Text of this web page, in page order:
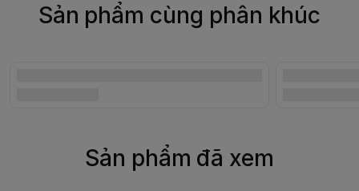
Sản phẩm cùng phân khúc
Sản phẩm đã xem